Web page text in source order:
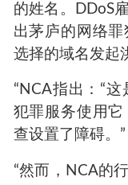
的姓名。DDoS
出茅庐的网络
选择的域名发起
“NCA指出：“
犯罪服务使用
查设置了障碍。”
“然而，NCA的